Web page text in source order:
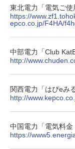
東北電力「電気ご使
https://
epco.co.jp/F4HA/
中部電力「Club
http://
関西電力「はぴeみ
http://
中国電力「電気料金
https://